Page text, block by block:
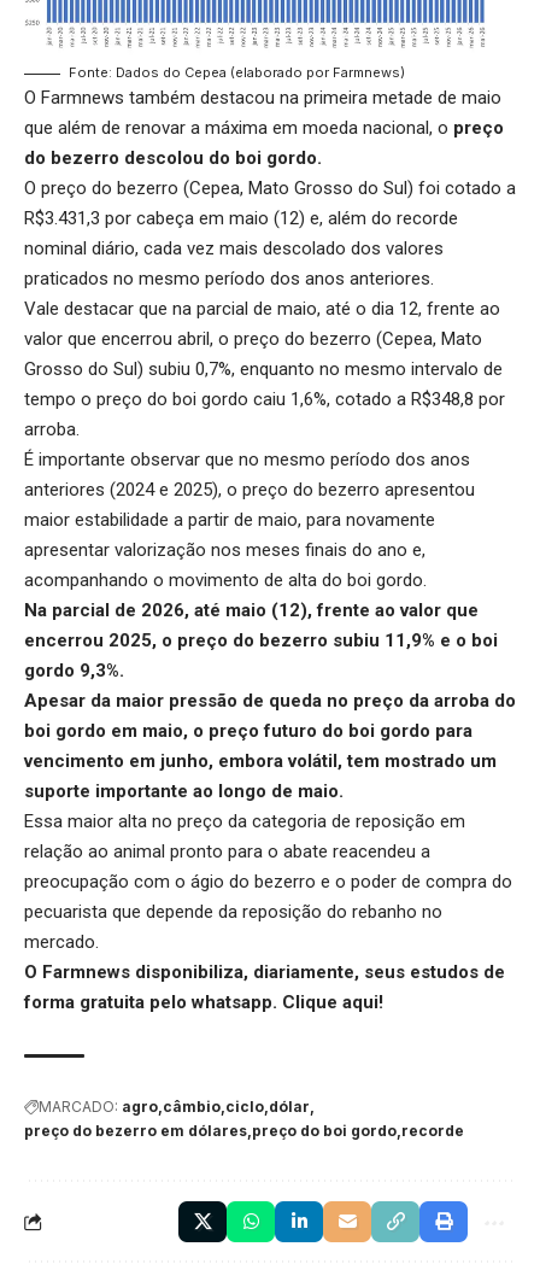
Fonte: Dados do Cepea (elaborado por Farmnews)
O Farmnews também destacou na primeira metade de maio
que além de renovar a máxima em moeda nacional, o preço
do bezerro descolou do boi gordo.
O preço do bezerro (Cepea, Mato Grosso do Sul) foi cotado a
R$3.431,3 por cabeça em maio (12) e, além do recorde
nominal diário, cada vez mais descolado dos valores
praticados no mesmo período dos anos anteriores.
Vale destacar que na parcial de maio, até o dia 12, frente ao
valor que encerrou abril, o preço do bezerro (Cepea, Mato
Grosso do Sul) subiu 0,7%, enquanto no mesmo intervalo de
tempo o preço do boi gordo caiu 1,6%, cotado a R$348,8 por
arroba.
É importante observar que no mesmo período dos anos
anteriores (2024 e 2025), o preço do bezerro apresentou
maior estabilidade a partir de maio, para novamente
apresentar valorização nos meses finais do ano e,
acompanhando o movimento de alta do boi gordo.
Na parcial de 2026, até maio (12), frente ao valor que
encerrou 2025, o preço do bezerro subiu 11,9% e o boi
gordo 9,3%.
Apesar da maior pressão de queda no preço da arroba do
boi gordo em maio, o preço futuro do boi gordo para
vencimento em junho, embora volátil, tem mostrado um
suporte importante ao longo de maio.
Essa maior alta no preço da categoria de reposição em
relação ao animal pronto para o abate reacendeu a
preocupação com o ágio do bezerro e o poder de compra do
pecuarista que depende da reposição do rebanho no
mercado.
O Farmnews disponibiliza, diariamente, seus estudos de
forma gratuita pelo whatsapp. Clique aqui!
MARCADO: agro câmbio ciclo dólar
preço do bezerro em dólares preço do boi gordo recorde